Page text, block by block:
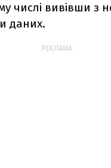
числі вивівши з
даних.
РЕКЛАМА: